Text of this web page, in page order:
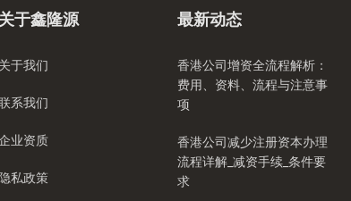
关于鑫隆源
关于我们
系我们
业资质
私政策
最新动态
香港公司增资全流程解析：
费用、资料、流程与注意事
项
香港公司减少注册资本办理
流程详解_减资手续_条件要
求